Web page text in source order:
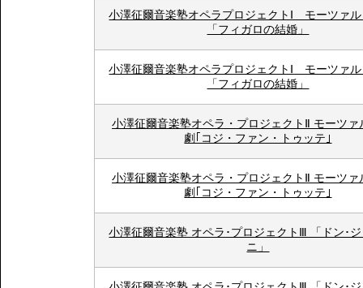
小澤征爾音楽塾オペラプロジェクトⅠ モーツァ
「フィガロの結婚」
小澤征爾音楽塾オペラプロジェクトⅠ モーツァ
「フィガロの結婚」
小澤征爾音楽塾オペラ・プロジェクトⅡ モーツァ
劇｢コジ・ファン・トゥッテ｣
小澤征爾音楽塾オペラ・プロジェクトⅡ モーツァ
劇｢コジ・ファン・トゥッテ｣
小澤征爾音楽塾 オペラ･プロジェクトⅢ 「ドン･
ニ」